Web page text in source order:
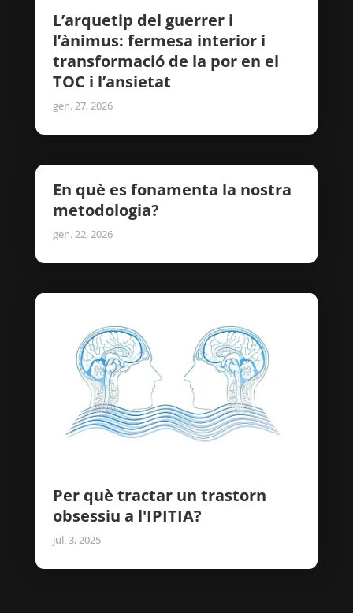
L’arquetip del guerrer i
l’ànimus: fermesa interior i
transformació de la por en el
TOC i l’ansietat
gen. 27, 2026
En què es fonamenta la nostra
metodologia?
gen. 22, 2026
Per què tractar un trastorn
obsessiu a l'IPITIA?
jul. 3, 2025